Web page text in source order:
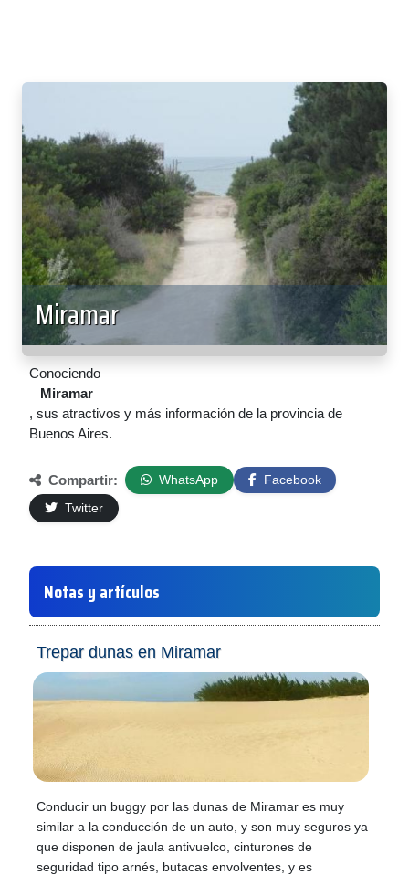
Miramar
Conociendo
Miramar
, sus atractivos y más información de la provincia de
Buenos Aires.
Compartir: WhatsApp
Facebook
Twitter
Notas y artículos
Trepar dunas en Miramar
Conducir un buggy por las dunas de Miramar es muy
similar a la conducción de un auto, y son muy seguros ya
que disponen de jaula antivuelco, cinturones de
seguridad tipo arnés, butacas envolventes, y es